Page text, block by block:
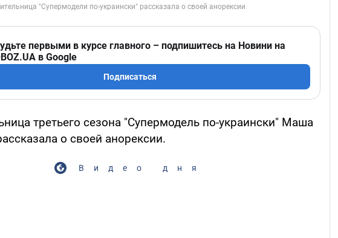
первыми в курсе главного – подпишитесь на Новини на
в Google
Подписаться
третьего сезона "Супермодель по-украински" Маша
о своей анорексии.
Видео дня